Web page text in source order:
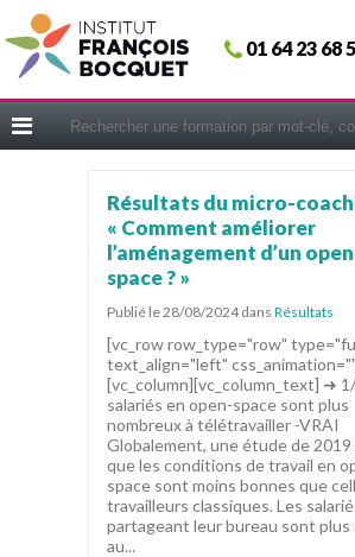
01 64 23 68
Fermer
ACCUEIL
CERIFICATIONS
INTRAS | SUR-MESURE
COACHING
EN PRATIQUE
NOUS CONNAÎTRE
CONSEILS MICRO-COACHING
WEBINAIRES
QUESTIONNAIRE GRATUIT
Résultats du micro-
« Comment améliorer
l’aménagement d’un
space ? »
Publié le 28/08/2024dans Résultats
[vc_row row_type="row"
text_align="left"
[vc_column][vc_column_text] ➜
salariés en open-space sont plus
nombreux à télétravailler -VRAI
Globalement, une étude de
que les conditions de travail en
space sont moins bonnes que
travailleurs classiques. Les
partageant leur bureau sont plus
au...